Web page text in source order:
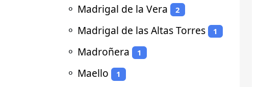
⚬ Madrigal de la Vera 2
⚬ Madrigal de las Altas Torres 1
⚬ Madroñera 1
⚬ Maello 1